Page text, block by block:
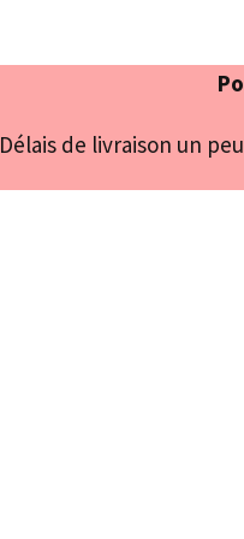
Délais de livraison un